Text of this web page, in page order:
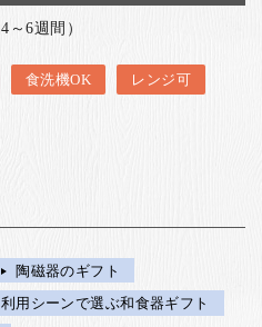
6週間）
食洗機OK レンジ可
陶磁器のギフト
利用シーンで選ぶ和食器ギフト